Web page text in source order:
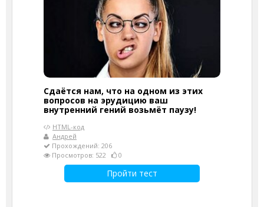
Сдаётся нам, что на одном из этих
вопросов на эрудицию ваш
внутренний гений возьмёт паузу!
HTML-код
Андрей
Прохождений: 206
Просмотров: 522
0
Пройти тест